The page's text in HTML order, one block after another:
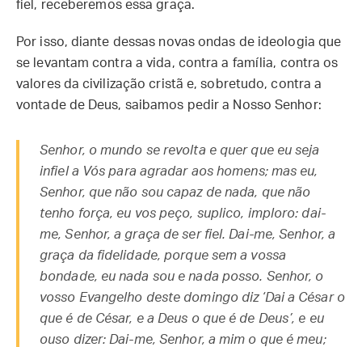
fiel, receberemos essa graça.
Por isso, diante dessas novas ondas de ideologia que
se levantam contra a vida, contra a família, contra os
valores da civilização cristã e, sobretudo, contra a
vontade de Deus, saibamos pedir a Nosso Senhor:
Senhor, o mundo se revolta e quer que eu seja
infiel a Vós para agradar aos homens; mas eu,
Senhor, que não sou capaz de nada, que não
tenho força, eu vos peço, suplico, imploro: dai-
me, Senhor, a graça de ser fiel. Dai-me, Senhor, a
graça da fidelidade, porque sem a vossa
bondade, eu nada sou e nada posso. Senhor, o
vosso Evangelho deste domingo diz ‘Dai a César o
que é de César, e a Deus o que é de Deus’, e eu
ouso dizer: Dai-me, Senhor, a mim o que é meu;